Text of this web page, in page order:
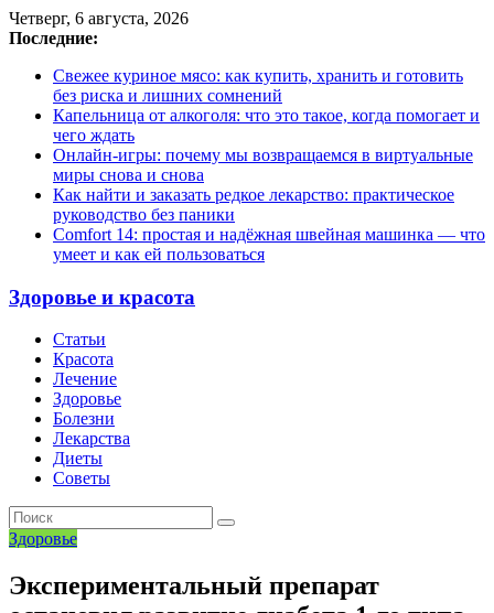
Четверг, 6 августа, 2026
Последние:
Свежее куриное мясо: как купить, хранить и готовить
без риска и лишних сомнений
Капельница от алкоголя: что это такое, когда помогает и
чего ждать
Онлайн-игры: почему мы возвращаемся в виртуальные
миры снова и снова
Как найти и заказать редкое лекарство: практическое
руководство без паники
Comfort 14: простая и надёжная швейная машинка — что
умеет и как ей пользоваться
Здоровье и красота
Статьи
Красота
Лечение
Здоровье
Болезни
Лекарства
Диеты
Советы
Здоровье
Экспериментальный препарат